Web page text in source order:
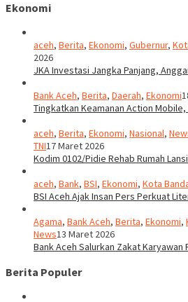
Ekonomi
aceh, Berita, Ekonomi, Gubernur,
2026
JKA Investasi Jangka Panjang,
Bank Aceh, Berita, Daerah, Ekonomi
Tingkatkan Keamanan Action
aceh, Berita, Ekonomi, Nasional,
TNI17 Maret 2026
Kodim 0102/Pidie Rehab Rumah
aceh, Bank, BSI, Ekonomi, Kota
BSI Aceh Ajak Insan Pers Perkuat
Agama, Bank Aceh, Berita, Ekonomi,
News13 Maret 2026
Bank Aceh Salurkan Zakat Karyawan
Berita Populer